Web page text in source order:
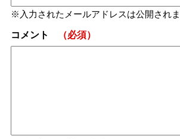
入力されたメールアドレスは公開され
コメント （必須）